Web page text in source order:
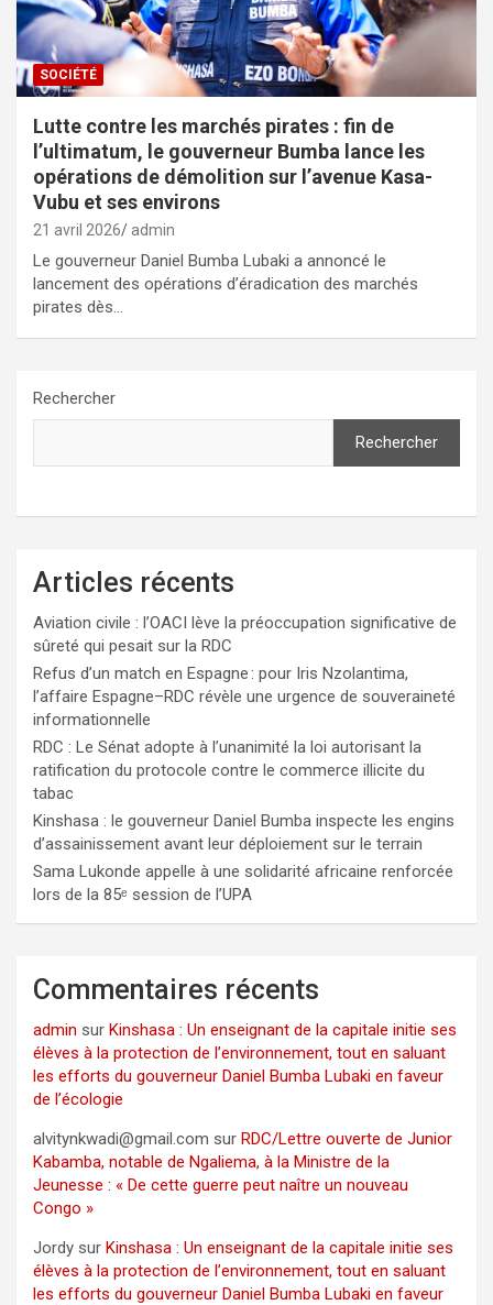
SOCIÉTÉ
Lutte contre les marchés pirates : fin de
l’ultimatum, le gouverneur Bumba lance les
opérations de démolition sur l’avenue Kasa-
Vubu et ses environs
21 avril 2026 admin
Le gouverneur Daniel Bumba Lubaki a annoncé le
lancement des opérations d’éradication des marchés
pirates dès…
Rechercher
Rechercher
Articles récents
Aviation civile : l’OACI lève la préoccupation significative de
sûreté qui pesait sur la RDC
Refus d’un match en Espagne : pour Iris Nzolantima,
l’affaire Espagne–RDC révèle une urgence de souveraineté
informationnelle
RDC : Le Sénat adopte à l’unanimité la loi autorisant la
ratification du protocole contre le commerce illicite du
tabac
Kinshasa : le gouverneur Daniel Bumba inspecte les engins
d’assainissement avant leur déploiement sur le terrain
Sama Lukonde appelle à une solidarité africaine renforcée
lors de la 85ᵉ session de l’UPA
Commentaires récents
admin sur Kinshasa : Un enseignant de la capitale initie ses
élèves à la protection de l’environnement, tout en saluant
les efforts du gouverneur Daniel Bumba Lubaki en faveur
de l’écologie
alvitynkwadi@gmail.com sur RDC/Lettre ouverte de Junior
Kabamba, notable de Ngaliema, à la Ministre de la
Jeunesse : « De cette guerre peut naître un nouveau
Congo »
Jordy sur Kinshasa : Un enseignant de la capitale initie ses
élèves à la protection de l’environnement, tout en saluant
les efforts du gouverneur Daniel Bumba Lubaki en faveur